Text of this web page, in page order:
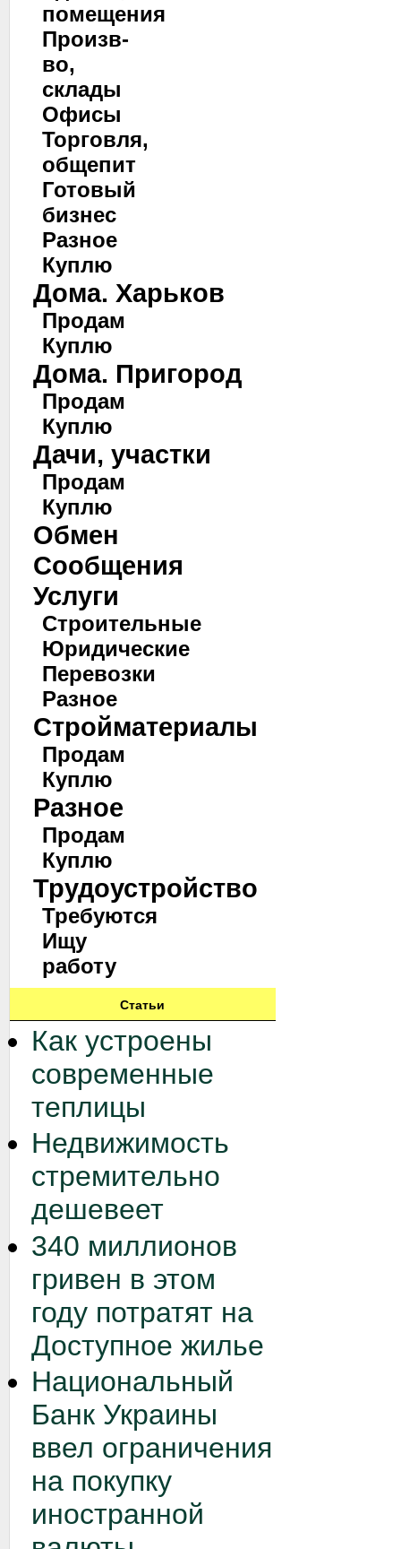
помещения
Произв-
во,
склады
Офисы
Торговля,
общепит
Готовый
бизнес
Разное
Куплю
Дома. Харьков
Продам
Куплю
Дома. Пригород
Продам
Куплю
Дачи, участки
Продам
Куплю
Обмен
Сообщения
Услуги
Строительные
Юридические
Перевозки
Разное
Стройматериалы
Продам
Куплю
Разное
Продам
Куплю
Трудоустройство
Требуются
Ищу
работу
Статьи
Как устроены
современные
теплицы
Недвижимость
стремительно
дешевеет
340 миллионов
гривен в этом
году потратят на
Доступное жилье
Национальный
Банк Украины
ввел ограничения
на покупку
иностранной